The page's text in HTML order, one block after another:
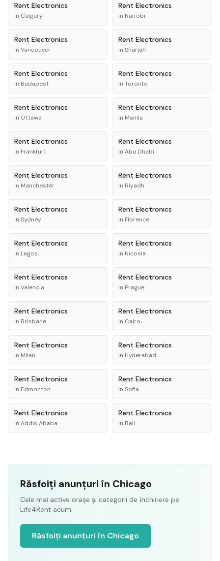
Rent Electronics
in Calgary
Rent Electronics
in Nairobi
Rent Electronics
in Vancouver
Rent Electronics
in Sharjah
Rent Electronics
in Budapest
Rent Electronics
in Toronto
Rent Electronics
in Ottawa
Rent Electronics
in Manila
Rent Electronics
in Frankfurt
Rent Electronics
in Abu Dhabi
Rent Electronics
in Manchester
Rent Electronics
in Riyadh
Rent Electronics
in Sydney
Rent Electronics
in Florence
Rent Electronics
in Lagos
Rent Electronics
in Nicosia
Rent Electronics
in Valencia
Rent Electronics
in Prague
Rent Electronics
in Brisbane
Rent Electronics
in Cairo
Rent Electronics
in Milan
Rent Electronics
in Hyderabad
Rent Electronics
in Edmonton
Rent Electronics
in Sofia
Rent Electronics
in Addis Ababa
Rent Electronics
in Bali
Răsfoiți anunțuri în Chicago
Cele mai active orașe și categorii de închiriere pe
Life4Rent acum.
Răsfoiți anunțuri în Chicago